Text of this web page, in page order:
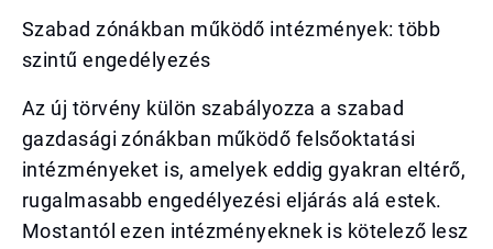
Szabad zónákban működő intézmények: több
szintű engedélyezés
Az új törvény külön szabályozza a szabad
gazdasági zónákban működő felsőoktatási
intézményeket is, amelyek eddig gyakran eltérő,
rugalmasabb engedélyezési eljárás alá estek.
Mostantól ezen intézményeknek is kötelező lesz